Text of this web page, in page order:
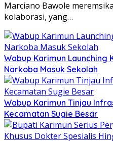
Marciano Bawole
kolaborasi, yang…
Wabup Karimun Launching
Narkoba Masuk Sekolah
Wabup Karimun Tinjau
Kecamatan Sugie Besar